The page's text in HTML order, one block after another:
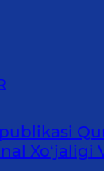
Xo‘jaligi